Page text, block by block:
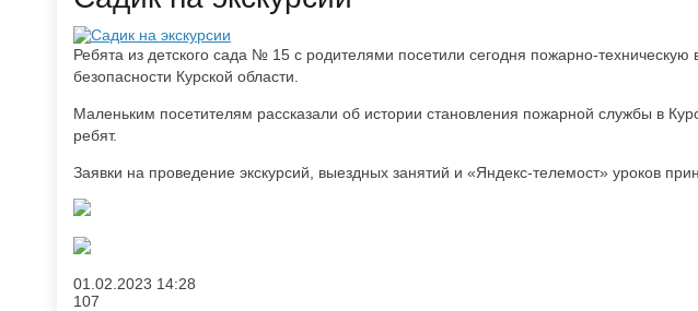
Ребята из детского сада № 15 с родителями посетили сегодня пожарно-
безопасности Курской области.
Маленьким посетителям рассказали об истории становления пожарной службы в
ребят.
Заявки на проведение экскурсий, выездных занятий и «Яндекс-телемост» уроков
01.02.2023 14:28
107